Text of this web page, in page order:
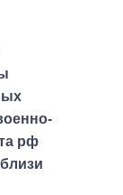
рф